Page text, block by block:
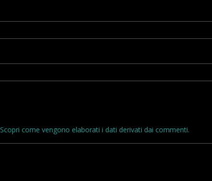
Scopri come vengono elaborati i dati derivati dai commenti.